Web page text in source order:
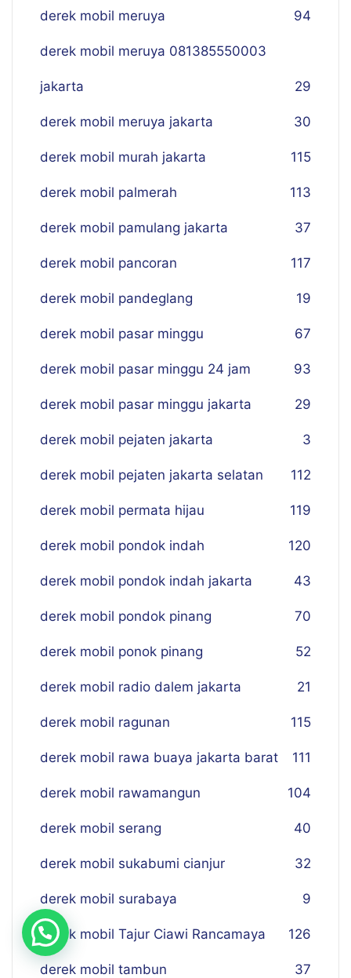
derek mobil meruya 94
derek mobil meruya 081385550003
jakarta 29
derek mobil meruya jakarta 30
derek mobil murah jakarta 115
derek mobil palmerah 113
derek mobil pamulang jakarta 37
derek mobil pancoran 117
derek mobil pandeglang 19
derek mobil pasar minggu 67
derek mobil pasar minggu 24 jam 93
derek mobil pasar minggu jakarta 29
derek mobil pejaten jakarta 3
derek mobil pejaten jakarta selatan 112
derek mobil permata hijau 119
derek mobil pondok indah 120
derek mobil pondok indah jakarta 43
derek mobil pondok pinang 70
derek mobil ponok pinang 52
derek mobil radio dalem jakarta 21
derek mobil ragunan 115
derek mobil rawa buaya jakarta barat 111
derek mobil rawamangun 104
derek mobil serang 40
derek mobil sukabumi cianjur 32
derek mobil surabaya 9
derek mobil Tajur Ciawi Rancamaya 126
derek mobil tambun 37